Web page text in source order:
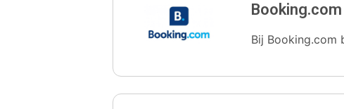
Booking.com
Bij Booking.com